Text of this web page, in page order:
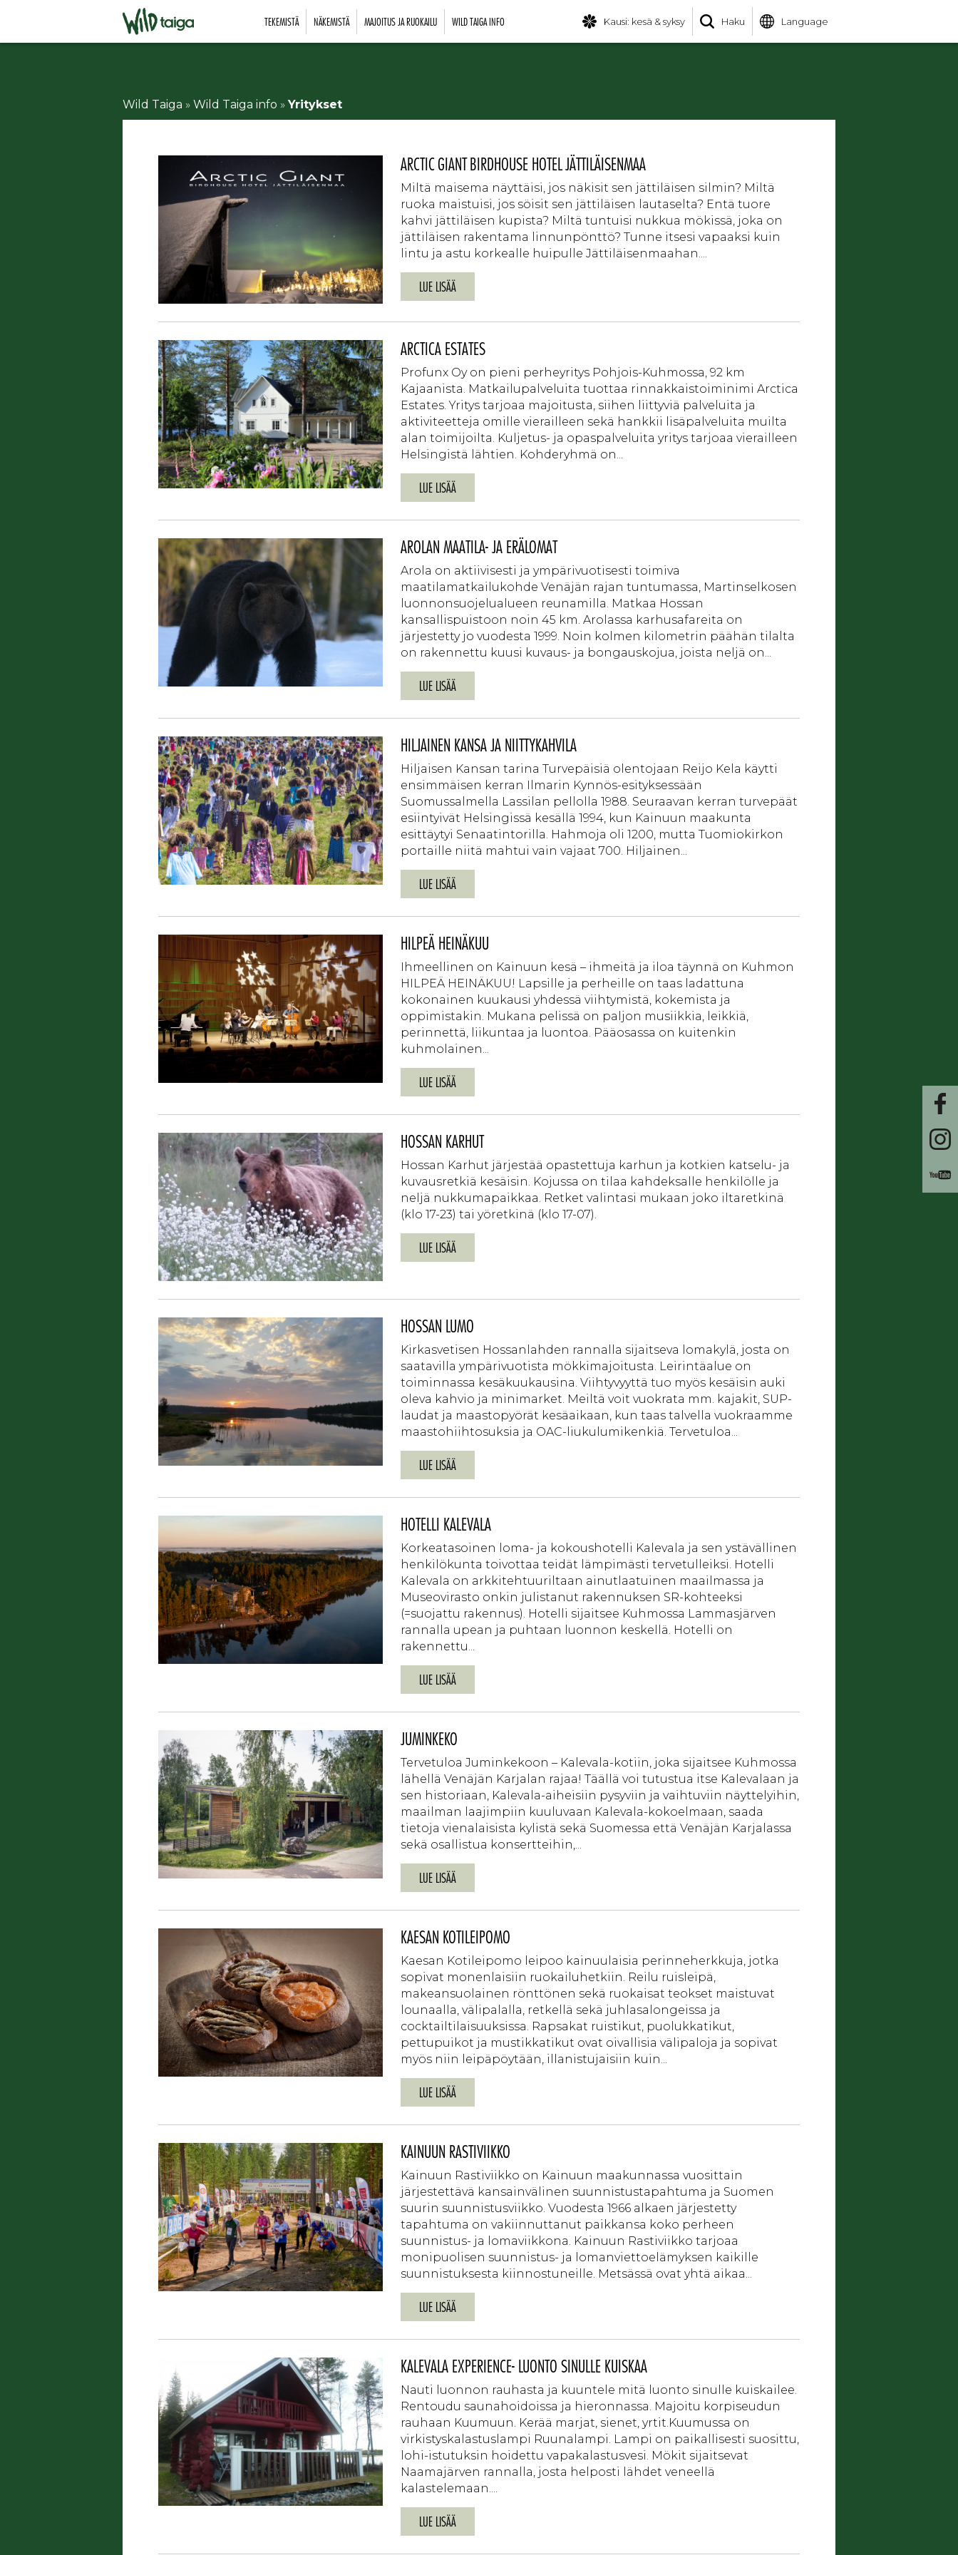
TEKEMISTÄ NÄKEMISTÄ MAJOITUS JA RUOKAILU WILD TAIGA INFO Kausi: kesä & syksy Haku Language
Wild Taiga » Wild Taiga info » Yritykset
ARCTIC GIANT BIRDHOUSE HOTEL JÄTTILÄISENMAA
Miltä maisema näyttäisi, jos näkisit sen jättiläisen silmin? Miltä
ruoka maistuisi, jos söisit sen jättiläisen lautaselta? Entä tuore
kahvi jättiläisen kupista? Miltä tuntuisi nukkua mökissä, joka on
jättiläisen rakentama linnunpönttö? Tunne itsesi vapaaksi kuin
lintu ja astu korkealle huipulle Jättiläisenmaahan....
LUE LISÄÄ
ARCTICA ESTATES
Profunx Oy on pieni perheyritys Pohjois-Kuhmossa, 92 km
Kajaanista. Matkailupalveluita tuottaa rinnakkaistoiminimi Arctica
Estates. Yritys tarjoaa majoitusta, siihen liittyviä palveluita ja
aktiviteetteja omille vierailleen sekä hankkii lisäpalveluita muilta
alan toimijoilta. Kuljetus- ja opaspalveluita yritys tarjoaa vierailleen
Helsingistä lähtien. Kohderyhmä on...
LUE LISÄÄ
AROLAN MAATILA- JA ERÄLOMAT
Arola on aktiivisesti ja ympärivuotisesti toimiva
maatilamatkailukohde Venäjän rajan tuntumassa, Martinselkosen
luonnonsuojelualueen reunamilla. Matkaa Hossan
kansallispuistoon noin 45 km. Arolassa karhusafareita on
järjestetty jo vuodesta 1999. Noin kolmen kilometrin päähän tilalta
on rakennettu kuusi kuvaus- ja bongauskojua, joista neljä on...
LUE LISÄÄ
HILJAINEN KANSA JA NIITTYKAHVILA
Hiljaisen Kansan tarina Turvepäisiä olentojaan Reijo Kela käytti
ensimmäisen kerran Ilmarin Kynnös-esityksessään
Suomussalmella Lassilan pellolla 1988. Seuraavan kerran turvepäät
esiintyivät Helsingissä kesällä 1994, kun Kainuun maakunta
esittäytyi Senaatintorilla. Hahmoja oli 1200, mutta Tuomiokirkon
portaille niitä mahtui vain vajaat 700. Hiljainen...
LUE LISÄÄ
HILPEÄ HEINÄKUU
Ihmeellinen on Kainuun kesä – ihmeitä ja iloa täynnä on Kuhmon
HILPEÄ HEINÄKUU! Lapsille ja perheille on taas ladattuna
kokonainen kuukausi yhdessä viihtymistä, kokemista ja
oppimistakin. Mukana pelissä on paljon musiikkia, leikkiä,
perinnettä, liikuntaa ja luontoa. Pääosassa on kuitenkin
kuhmolainen...
LUE LISÄÄ
HOSSAN KARHUT
Hossan Karhut järjestää opastettuja karhun ja kotkien katselu- ja
kuvausretkiä kesäisin. Kojussa on tilaa kahdeksalle henkilölle ja
neljä nukkumapaikkaa. Retket valintasi mukaan joko iltaretkinä
(klo 17-23) tai yöretkinä (klo 17-07).
LUE LISÄÄ
HOSSAN LUMO
Kirkasvetisen Hossanlahden rannalla sijaitseva lomakylä, josta on
saatavilla ympärivuotista mökkimajoitusta. Leirintäalue on
toiminnassa kesäkuukausina. Viihtyvyyttä tuo myös kesäisin auki
oleva kahvio ja minimarket. Meiltä voit vuokrata mm. kajakit, SUP-
laudat ja maastopyörät kesäaikaan, kun taas talvella vuokraamme
maastohiihtosuksia ja OAC-liukulumikenkiä. Tervetuloa...
LUE LISÄÄ
HOTELLI KALEVALA
Korkeatasoinen loma- ja kokoushotelli Kalevala ja sen ystävällinen
henkilökunta toivottaa teidät lämpimästi tervetulleiksi. Hotelli
Kalevala on arkkitehtuuriltaan ainutlaatuinen maailmassa ja
Museovirasto onkin julistanut rakennuksen SR-kohteeksi
(=suojattu rakennus). Hotelli sijaitsee Kuhmossa Lammasjärven
rannalla upean ja puhtaan luonnon keskellä. Hotelli on
rakennettu...
LUE LISÄÄ
JUMINKEKO
Tervetuloa Juminkekoon – Kalevala-kotiin, joka sijaitsee Kuhmossa
lähellä Venäjän Karjalan rajaa! Täällä voi tutustua itse Kalevalaan ja
sen historiaan, Kalevala-aiheisiin pysyviin ja vaihtuviin näyttelyihin,
maailman laajimpiin kuuluvaan Kalevala-kokoelmaan, saada
tietoja vienalaisista kylistä sekä Suomessa että Venäjän Karjalassa
sekä osallistua konsertteihin,...
LUE LISÄÄ
KAESAN KOTILEIPOMO
Kaesan Kotileipomo leipoo kainuulaisia perinneherkkuja, jotka
sopivat monenlaisiin ruokailuhetkiin. Reilu ruisleipä,
makeansuolainen rönttönen sekä ruokaisat teokset maistuvat
lounaalla, välipalalla, retkellä sekä juhlasalongeissa ja
cocktailtilaisuuksissa. Rapsakat ruistikut, puolukkatikut,
pettupuikot ja mustikkatikut ovat oivallisia välipaloja ja sopivat
myös niin leipäpöytään, illanistujaisiin kuin...
LUE LISÄÄ
KAINUUN RASTIVIIKKO
Kainuun Rastiviikko on Kainuun maakunnassa vuosittain
järjestettävä kansainvälinen suunnistustapahtuma ja Suomen
suurin suunnistusviikko. Vuodesta 1966 alkaen järjestetty
tapahtuma on vakiinnuttanut paikkansa koko perheen
suunnistus- ja lomaviikkona. Kainuun Rastiviikko tarjoaa
monipuolisen suunnistus- ja lomanviettoelämyksen kaikille
suunnistuksesta kiinnostuneille. Metsässä ovat yhtä aikaa...
LUE LISÄÄ
KALEVALA EXPERIENCE- LUONTO SINULLE KUISKAA
Nauti luonnon rauhasta ja kuuntele mitä luonto sinulle kuiskailee.
Rentoudu saunahoidoissa ja hieronnassa. Majoitu korpiseudun
rauhaan Kuumuun. Kerää marjat, sienet, yrtit.Kuumussa on
virkistyskalastuslampi Ruunalampi. Lampi on paikallisesti suosittu,
lohi-istutuksin hoidettu vapakalastusvesi. Mökit sijaitsevat
Naamajärven rannalla, josta helposti lähdet veneellä
kalastelemaan....
LUE LISÄÄ